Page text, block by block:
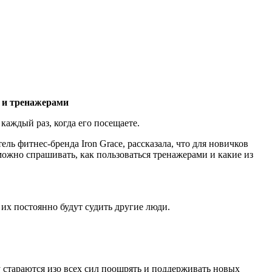
тренажерами
раз, когда его посещаете.
фитнес-бренда Iron Grace, рассказала, что для новичков
спрашивать, как пользоваться тренажерами и какие из
постоянно будут судить другие люди.
изо всех сил поощрять и поддерживать новых